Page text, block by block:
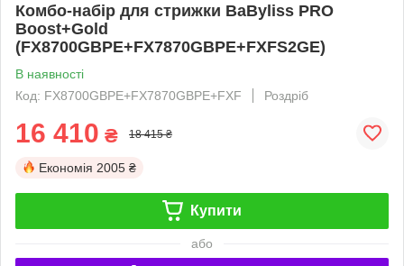
Комбо-набір для стрижки BaByliss PRO
Boost+Gold
(FX8700GBPE+FX7870GBPE+FXFS2GE)
В наявності
Код: FX8700GBPE+FX7870GBPE+FXF
Роздріб
16 410 ₴ 18 415 ₴
Економія 2005 ₴
Купити
або